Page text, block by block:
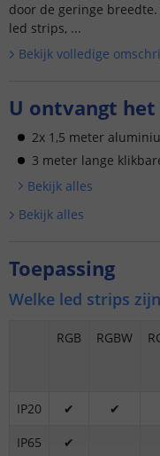
door de geringe
led strips, ...
Bekijk volledige
U ontvangt
2x 1,5 meter
3 meter lange
Bekijk alles
Bekijk alles
Toepassing
Welke led strips
RGB RGBW
IP20 ✔ ✔
IP65
✔